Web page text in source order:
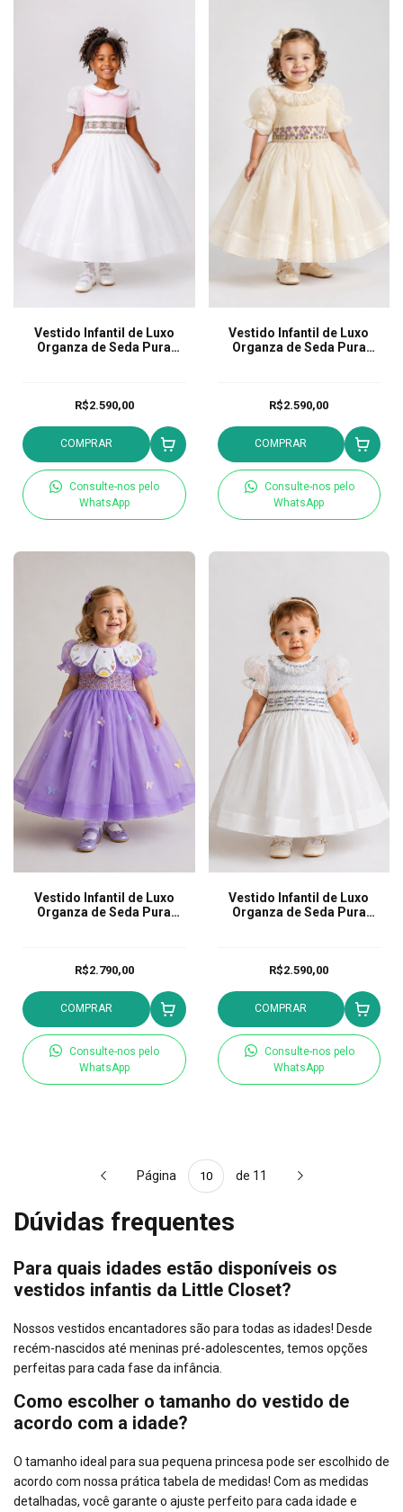
Vestido Infantil de Luxo
Organza de Seda Pura
R$2.590,00
COMPRAR
Consulte-nos pelo
WhatsApp
Vestido Infantil de Luxo
Organza de Seda Pura
R$2.590,00
COMPRAR
Consulte-nos pelo
WhatsApp
Vestido Infantil de Luxo
Organza de Seda Pura
R$2.790,00
COMPRAR
Consulte-nos pelo
WhatsApp
Vestido Infantil de Luxo
Organza de Seda Pura
R$2.590,00
COMPRAR
Consulte-nos pelo
WhatsApp
Página de 11
Dúvidas frequentes
Para quais idades estão disponíveis os
vestidos infantis da Little Closet?
Nossos vestidos encantadores são para todas as idades! Desde
recém-nascidos até meninas pré-adolescentes, temos opções
perfeitas para cada fase da infância.
Como escolher o tamanho do vestido de
acordo com a idade?
O tamanho ideal para sua pequena princesa pode ser escolhido de
acordo com nossa prática tabela de medidas! Com as medidas
detalhadas, você garante o ajuste perfeito para cada idade e